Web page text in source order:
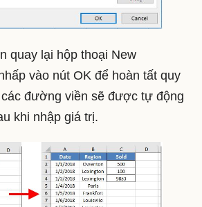
quay lại hộp thoại New
vào nút OK để hoàn tất quy
đường viền sẽ được tự động
khi nhập giá trị.